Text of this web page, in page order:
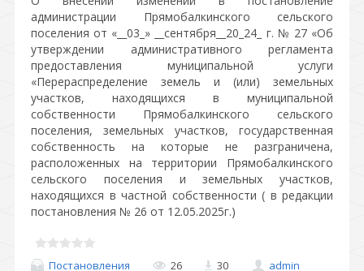
администрации Прямобалкинского сельского
поселения от «__03_» __сентября__20_24_ г. № 27 «Об
утверждении административного регламента
предоставления муниципальной услуги
«Перераспределение земель и (или) земельных
участков, находящихся в муниципальной
собственности Прямобалкинского сельского
поселения, земельных участков, государственная
собственность на которые не разграничена,
расположенных на территории Прямобалкинского
сельского поселения и земельных участков,
находящихся в частной собственности ( в редакции
постановления № 26 от 12.05.2025г.)
Постановления 26 30
admin